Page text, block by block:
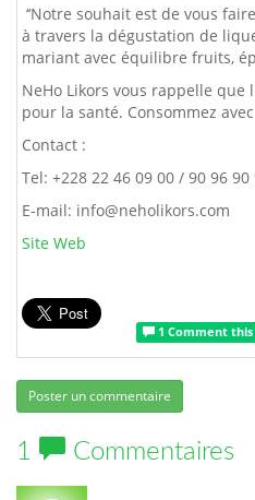
‘‘Notre souhait est de vous
à travers la dégustation de
mariant avec équilibre fruits,
NeHo Likors vous rappelle
pour la santé. Consommez
Contact :
Tel: +228 22 46 09 00 / 90 96
E-mail: info@neholikors.com
Site Web
1 Comment this
Poster un commentaire
1 Commentaires